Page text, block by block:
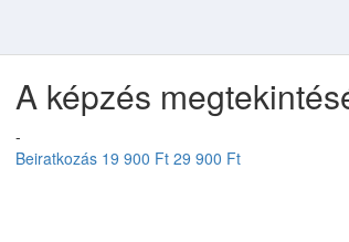
A képzés
-
Beiratkozás 19 900 Ft 29 900 Ft